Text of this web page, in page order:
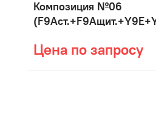
Композиция №06
Цена по запросу